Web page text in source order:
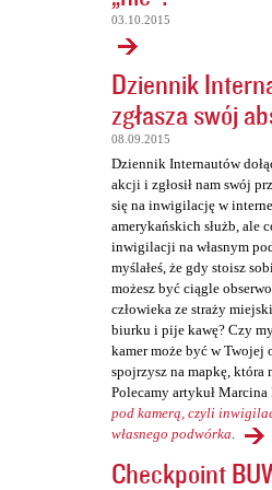
03.10.2015
Dziennik
zgłasza swój
08.09.2015
Dziennik Internautów
akcji i zgłosił nam swój
się na inwigilację w
amerykańskich służb, ale
inwigilacji na własnym
myślałeś, że gdy stoisz
możesz być ciągle
człowieka ze straży
biurku i pije kawę? Czy
kamer może być w Twojej
spojrzysz na mapkę, która
Polecamy artykuł Marcina
pod kamerą, czyli
własnego podwórka.
Checkpoint